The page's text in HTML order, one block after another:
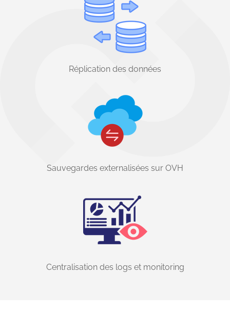
Réplication des données
Sauvegardes externalisées sur OVH
Centralisation des logs et monitoring